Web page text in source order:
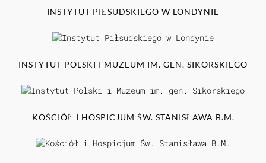
INSTYTUT PIŁSUDSKIEGO W LONDYNIE
INSTYTUT POLSKI I MUZEUM IM. GEN. SIKORSKIEGO
KOŚCIÓŁ I HOSPICJUM ŚW. STANISŁAWA B.M.